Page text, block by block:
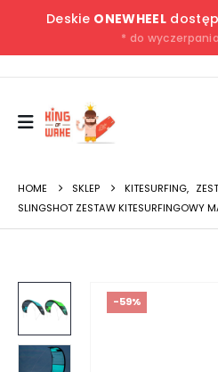
Deskie ONEWHEEL
* do
HOME SKLEP KITESURFING,
SLINGSHOT ZESTAW KITESURFINGOWY
-59%